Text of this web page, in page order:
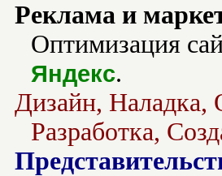
Реклама и
Оптимизация
Яндекс.
Дизайн, Наладка,
Разработка,